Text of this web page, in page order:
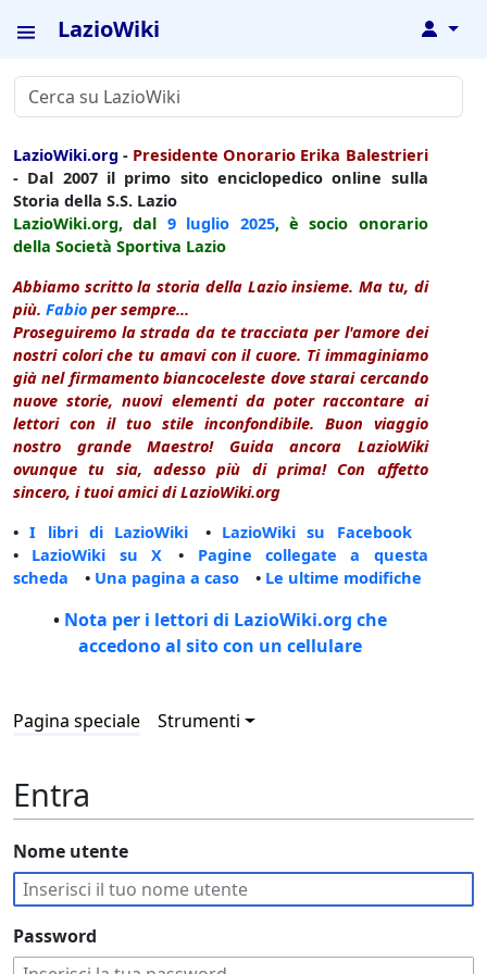
LazioWiki ↓
LazioWiki.org - Presidente Onorario Erika Balestrieri
- Dal 2007 il primo sito enciclopedico online sulla
Storia della S.S. Lazio
LazioWiki.org, dal 9 luglio 2025, è socio onorario
della Società Sportiva Lazio
Abbiamo scritto la storia della Lazio insieme. Ma tu, di
più. Fabio per sempre...
Proseguiremo la strada da te tracciata per l'amore dei
nostri colori che tu amavi con il cuore. Ti immaginiamo
già nel firmamento biancoceleste dove starai cercando
nuove storie, nuovi elementi da poter raccontare ai
lettori con il tuo stile inconfondibile. Buon viaggio
nostro grande Maestro! Guida ancora LazioWiki
ovunque tu sia, adesso più di prima! Con affetto
sincero, i tuoi amici di LazioWiki.org
•I libri di LazioWiki • LazioWiki su Facebook
• LazioWiki su X • Pagine collegate a questa
scheda • Una pagina a caso • Le ultime modifiche
• Nota per i lettori di LazioWiki.org che
accedono al sito con un cellulare
Pagina speciale Strumenti
Entra
Nome utente
Password